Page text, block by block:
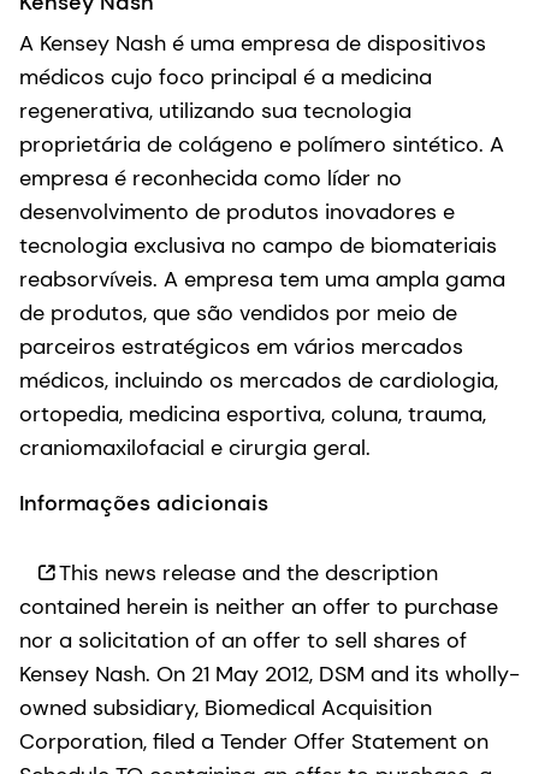
A Kensey Nash é uma empresa de dispositivos
médicos cujo foco principal é a medicina
regenerativa, utilizando sua tecnologia
proprietária de colágeno e polímero sintético. A
empresa é reconhecida como líder no
desenvolvimento de produtos inovadores e
tecnologia exclusiva no campo de biomateriais
reabsorvíveis. A empresa tem uma ampla gama
de produtos, que são vendidos por meio de
parceiros estratégicos em vários mercados
médicos, incluindo os mercados de cardiologia,
ortopedia, medicina esportiva, coluna, trauma,
craniomaxilofacial e cirurgia geral.
Informações adicionais
This news release and the description
contained herein is neither an offer to purchase
nor a solicitation of an offer to sell shares of
Kensey Nash. On 21 May 2012, DSM and its wholly-
owned subsidiary, Biomedical Acquisition
Corporation, filed a Tender Offer Statement on